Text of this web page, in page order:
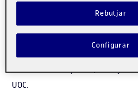
sobretot, a vegades també la
perquè les àrees motores
l'hemisferi dret. En una persona
de l'hemisferi esquerre", assenyala
UOC.
Rebutjar
Configurar